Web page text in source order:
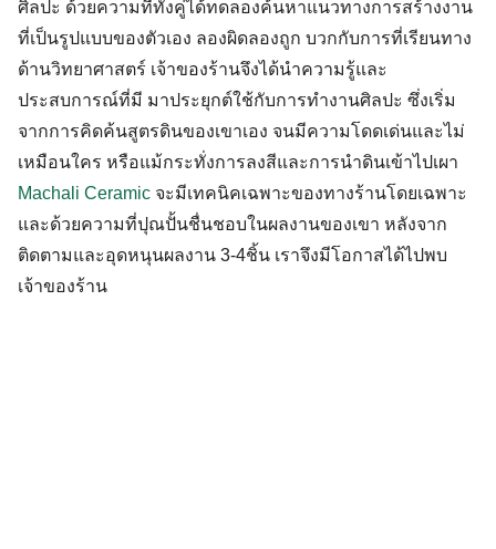
ศิลปะ ด้วยความที่ทั้งคู่ได้ทดลองค้นหาแนวทางการสร้างงาน
ที่เป็นรูปแบบของตัวเอง ลองผิดลองถูก บวกกับการที่เรียนทาง
ด้านวิทยาศาสตร์ เจ้าของร้านจึงได้นำความรู้และ
ประสบการณ์ที่มี มาประยุกต์ใช้กับการทำงานศิลปะ ซึ่งเริ่ม
จากการคิดค้นสูตรดินของเขาเอง จนมีความโดดเด่นและไม่
เหมือนใคร หรือแม้กระทั่งการลงสีและการนำดินเข้าไปเผา
Machali Ceramic จะมีเทคนิคเฉพาะของทางร้านโดยเฉพาะ
และด้วยความที่ปุณปั้นชื่นชอบในผลงานของเขา หลังจาก
ติดตามและอุดหนุนผลงาน 3-4ชิ้น เราจึงมีโอกาสได้ไปพบ
เจ้าของร้าน